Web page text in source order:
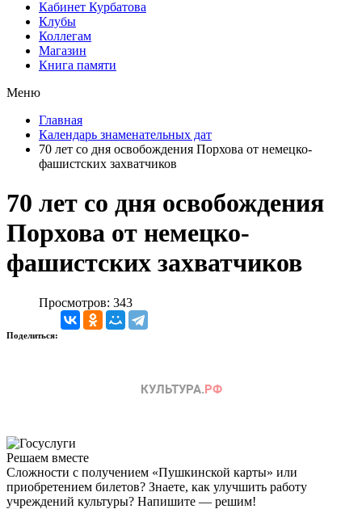
Кабинет Курбатова
Клубы
Коллегам
Магазин
Книга памяти
Меню
Главная
Календарь знаменательных дат
70 лет со дня освобождения Порхова от немецко-
фашистских захватчиков
70 лет со дня освобождения
Порхова от немецко-
фашистских захватчиков
Просмотров: 343
Поделиться:
Решаем вместе
Сложности с получением «Пушкинской карты» или
приобретением билетов? Знаете, как улучшить работу
учреждений культуры? Напишите — решим!